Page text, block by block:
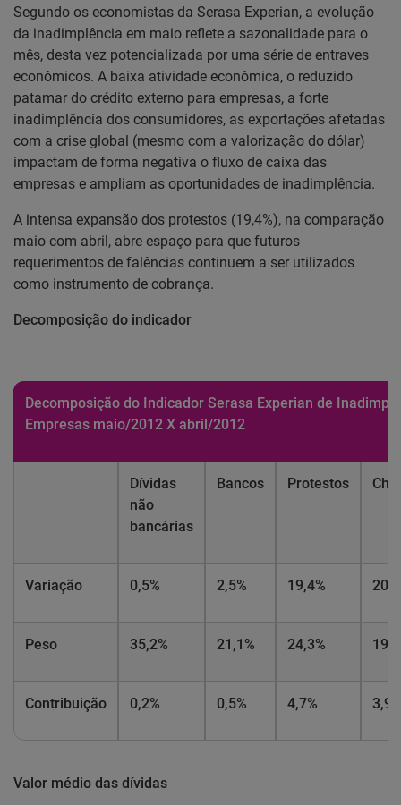
Segundo os economistas da Serasa Experian, a evolução
da inadimplência em maio reflete a sazonalidade para o
mês, desta vez potencializada por uma série de entraves
econômicos. A baixa atividade econômica, o reduzido
patamar do crédito externo para empresas, a forte
inadimplência dos consumidores, as exportações afetadas
com a crise global (mesmo com a valorização do dólar)
impactam de forma negativa o fluxo de caixa das
empresas e ampliam as oportunidades de inadimplência.
A intensa expansão dos protestos (19,4%), na comparação
maio com abril, abre espaço para que futuros
requerimentos de falências continuem a ser utilizados
como instrumento de cobrança.
Decomposição do indicador
Decomposição do Indicador Serasa Experian de
Empresas maio/2012 X abril/2012
Dívidas
não
bancárias
Bancos Protestos
Variação 0,5% 2,5% 19,4%
Peso 35,2% 21,1% 24,3%
Contribuição 0,2% 0,5% 4,7%
Valor médio das dívidas